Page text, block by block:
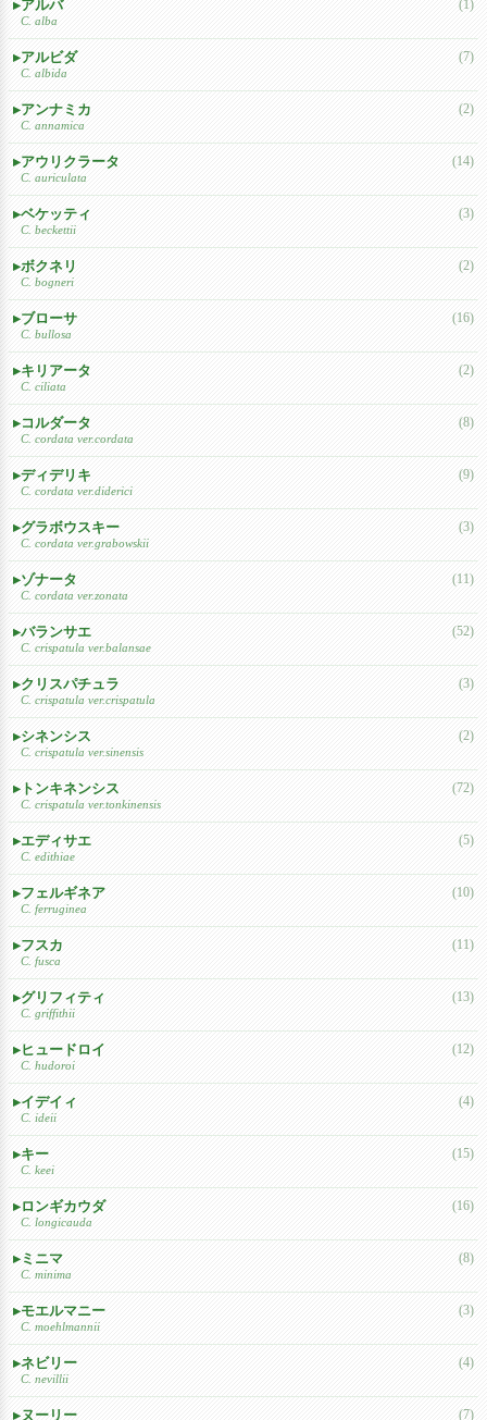
アルバ
C. alba
(1)
アルビダ
C. albida
(7)
アンナミカ
C. annamica
(2)
アウリクラータ
C. auriculata
(14)
ベケッティ
C. beckettii
(3)
ボクネリ
C. bogneri
(2)
ブローサ
C. bullosa
(16)
キリアータ
C. ciliata
(2)
コルダータ
C. cordata ver.cordata
(8)
ディデリキ
C. cordata ver.diderici
(9)
グラボウスキー
C. cordata ver.grabowskii
(3)
ゾナータ
C. cordata ver.zonata
(11)
バランサエ
C. crispatula ver.balansae
(52)
クリスパチュラ
C. crispatula ver.crispatula
(3)
シネンシス
C. crispatula ver.sinensis
(2)
トンキネンシス
C. crispatula ver.tonkinensis
(72)
エディサエ
C. edithiae
(5)
フェルギネア
C. ferruginea
(10)
フスカ
C. fusca
(11)
グリフィティ
C. griffithii
(13)
ヒュードロイ
C. hudoroi
(12)
イデイィ
C. ideii
(4)
キー
C. keei
(15)
ロンギカウダ
C. longicauda
(16)
ミニマ
C. minima
(8)
モエルマニー
C. moehlmannii
(3)
ネビリー
C. nevillii
(4)
ヌーリー (7)